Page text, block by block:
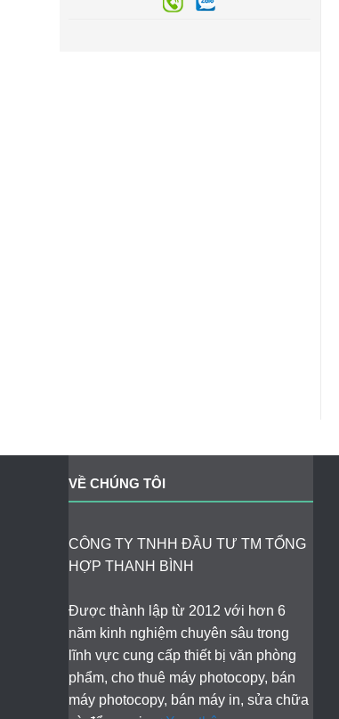
VỀ CHÚNG TÔI
CÔNG TY TNHH ĐẦU TƯ TM TỔNG
HỢP THANH BÌNH
Được thành lập từ 2012 với hơn 6
năm kinh nghiệm chuyên sâu trong
lĩnh vực cung cấp thiết bị văn phòng
phẩm, cho thuê máy photocopy, bán
máy photocopy, bán máy in, sửa chữa